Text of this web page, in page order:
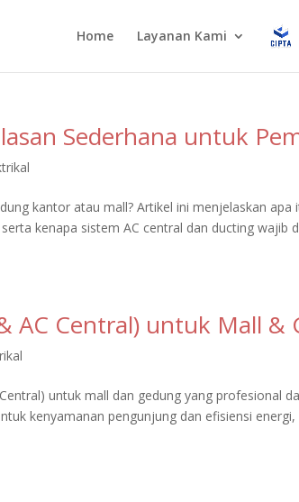
Home Layanan Kami
Sederhana untuk
kantor atau mall? Artikel ini menjelaskan apa
kenapa sistem AC central dan ducting wajib
AC Central) untuk Mall &
untuk mall dan gedung yang profesional
kenyamanan pengunjung dan efisiensi